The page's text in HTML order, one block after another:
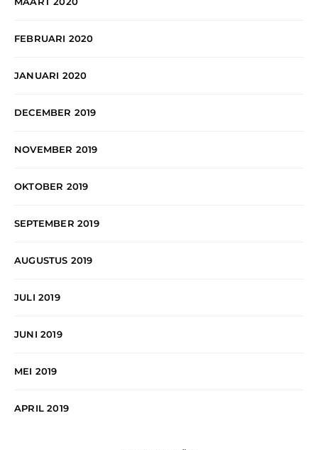
FEBRUARI 2020
JANUARI 2020
DECEMBER 2019
NOVEMBER 2019
OKTOBER 2019
SEPTEMBER 2019
AUGUSTUS 2019
JULI 2019
JUNI 2019
MEI 2019
APRIL 2019